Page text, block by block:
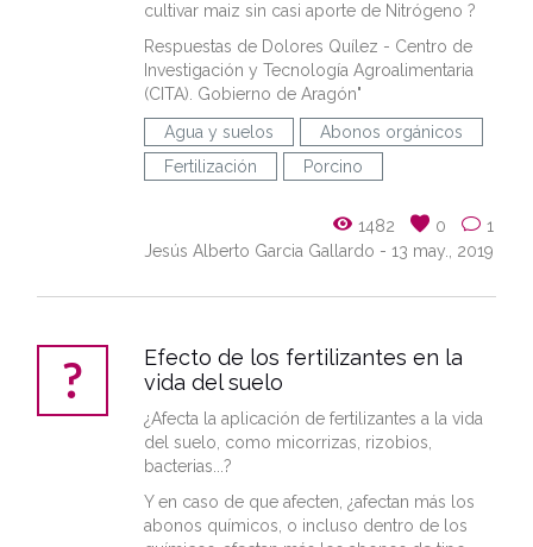
cultivar maiz sin casi aporte de Nitrógeno ?
Respuestas de Dolores Quílez - Centro de
Investigación y Tecnología Agroalimentaria
(CITA). Gobierno de Aragón"
Agua y suelos
Abonos orgánicos
Fertilización
Porcino
1482 0
1
Jesús Alberto Garcia Gallardo - 13 may., 2019
Efecto de los fertilizantes en la
vida del suelo
¿Afecta la aplicación de fertilizantes a la vida
del suelo, como micorrizas, rizobios,
bacterias...?
Y en caso de que afecten, ¿afectan más los
abonos químicos, o incluso dentro de los